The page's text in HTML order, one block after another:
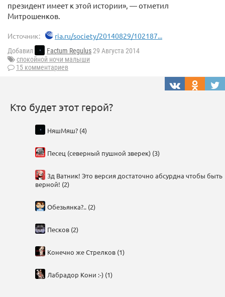
президент имеет к этой истории», — отметил
Митрошенков.
Источник: ria.ru/society/20140829/102187...
Добавил Factum Regulus29 Августа 2014
спокойной ночи малыши
15 комментариев
Кто будет этот герой?
НяшМяш? (4)
Песец (северный пушной зверек) (3)
3д Ватник! Это версия достаточно абсурдна чтобы быть
верной! (2)
Обезьянка?.. (2)
Песков (2)
Конечно же Стрелков (1)
Лабрадор Кони :-) (1)